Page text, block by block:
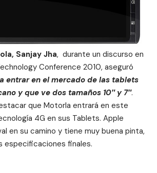
Sanjay Jha, durante un discurso en
Conference 2010, aseguró
entrar en el mercado de las tablets
y que ve dos tamaños 10″ y 7″.
que Motorla entrará en este
4G en sus Tablets. Apple
en su camino y tiene muy buena pinta,
especificaciones finales.